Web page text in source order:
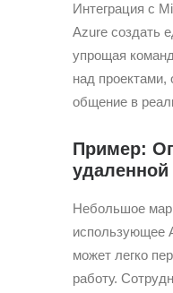
Интеграция с
Azure создать
упрощая
над
общение в
Пример:
Небольшое
использующее
может легко
работу.